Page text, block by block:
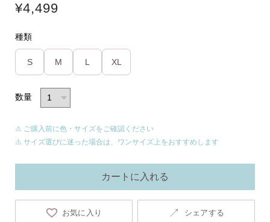
¥4,499
種類
S M L XL
数量
⚠ ご購入前に色・サイズをご確認ください
⚠ サイズ選びに迷った場合は、ワンサイズ上をおすすめします
カートに入れる
お気に入り ↗ シェアする